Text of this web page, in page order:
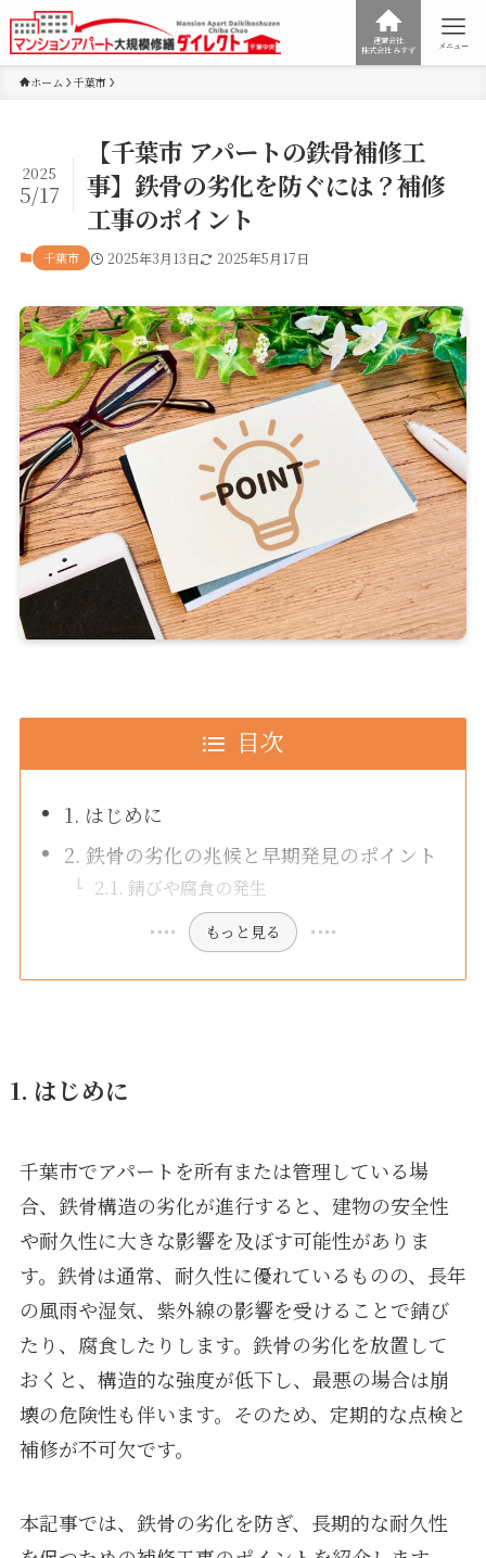
運営会社
株式会社みすず
メニュー
ホーム 千葉市
【千葉市 アパートの鉄骨補修工
事】鉄骨の劣化を防ぐには？補修
工事のポイント
2025
5/17
千葉市 2025年3月13日 2025年5月17日
目次
1. はじめに
2. 鉄骨の劣化の兆候と早期発見のポイント
2.1. 錆びや腐食の発生
もっと見る
1. はじめに
千葉市でアパートを所有または管理している場
合、鉄骨構造の劣化が進行すると、建物の安全性
や耐久性に大きな影響を及ぼす可能性がありま
す。鉄骨は通常、耐久性に優れているものの、長年
の風雨や湿気、紫外線の影響を受けることで錆び
たり、腐食したりします。鉄骨の劣化を放置して
おくと、構造的な強度が低下し、最悪の場合は崩
壊の危険性も伴います。そのため、定期的な点検と
補修が不可欠です。
本記事では、鉄骨の劣化を防ぎ、長期的な耐久性